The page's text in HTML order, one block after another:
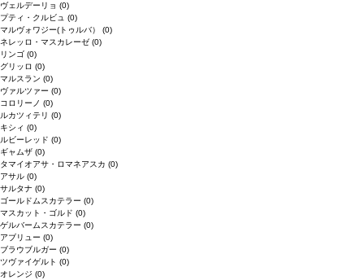
ヴェルデーリョ (0)
プティ・クルビュ (0)
マルヴォワジー(トゥルバ） (0)
ネレッロ・マスカレーゼ (0)
リンゴ (0)
グリッロ (0)
マルスラン (0)
ヴァルツァー (0)
コロリーノ (0)
ルカツィテリ (0)
キシィ (0)
ルビーレッド (0)
ギャムザ (0)
タマイオアサ・ロマネアスカ (0)
アサル (0)
サルタナ (0)
ゴールドムスカテラー (0)
マスカット・ゴルド (0)
ゲルバームスカテラー (0)
アブリュー (0)
ブラウブルガー (0)
ツヴァイゲルト (0)
オレンジ (0)